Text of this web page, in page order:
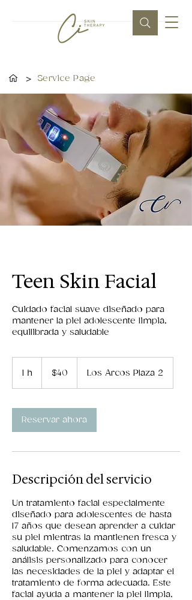
> Service Page
Teen Skin Facial
Cuidado facial suave diseñado para
mantener la piel adolescente limpia,
equilibrada y saludable
1 h
estadounidenses
$40 Los Arcos Plaza 2
Reservar ahora
Descripción del servicio
Un tratamiento facial especialmente
diseñado para adolescentes de hasta
17 años que desean aprender a cuidar
su piel mientras la mantienen fresca y
saludable. Comenzamos con un
análisis personalizado para conocer
las necesidades de la piel y adaptar el
tratamiento de forma adecuada. Este
facial ayuda a mantener la piel limpia,